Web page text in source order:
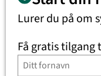
Lurer du på om
Få gratis